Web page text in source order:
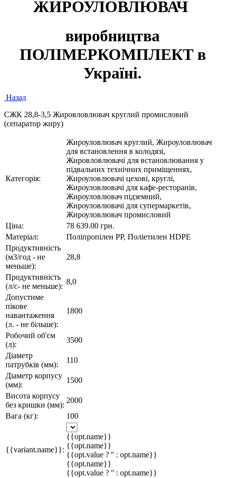
ЖИРОУЛОВЛЮВАЧ
виробництва
ПОЛІМЕРКОМПЛЕКТ в
Україні.
Назад
СЖК 28,8-3,5 Жировловлювач круглий промисловий
(сепаратор жиру)
Категорія:
Жироуловлювач круглий, Жироуловлювач
для встановлення в колодязі,
Жировловлювачі для встановлювання у
підвальних технічних приміщеннях,
Жироуловлювачі цехові, круглі,
Жироуловлювачі для кафе-ресторанів,
Жироуловлювач підземний,
Жироуловлювачі для супермаркетів,
Жироуловлювач промисловий
Ціна:
78 639.00 грн.
Матеріал:
Поліпропілен РР, Поліетилен HDРЕ
Продуктивність
(м3/год - не
меньше):
28,8
Продуктивність
(л/с- не меньше):
8,0
Допустиме
пікове
навантаження
(л. - не більше):
1800
Робочий об'єм
(л):
3500
Діаметр
патрубків (мм):
110
Діаметр корпусу
(мм):
1500
Висота корпусу
без кришки (мм):
2000
Вага (кг):
100
{{variant.name}}:
{{opt.name}}
{{opt.name}}
{{opt.value ? '' : opt.name}}
{{opt.name}}
{{opt.value ? '' : opt.name}}